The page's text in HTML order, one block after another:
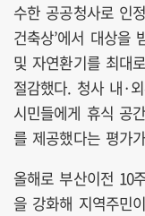
수한 공공청사로 인
건축상’에서 대상을
및 자연환기를 최대
절감했다. 청사 내·
시민들에게 휴식 공
를 제공했다는 평가
올해로 부산이전 10
을 강화해 지역주민